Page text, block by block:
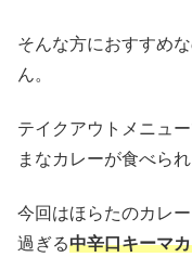
そんな方におすすめ
ん。
テイクアウトメニュ
まなカレーが食べられ
今回はほらたのカレ
過ぎる中辛口キーマ